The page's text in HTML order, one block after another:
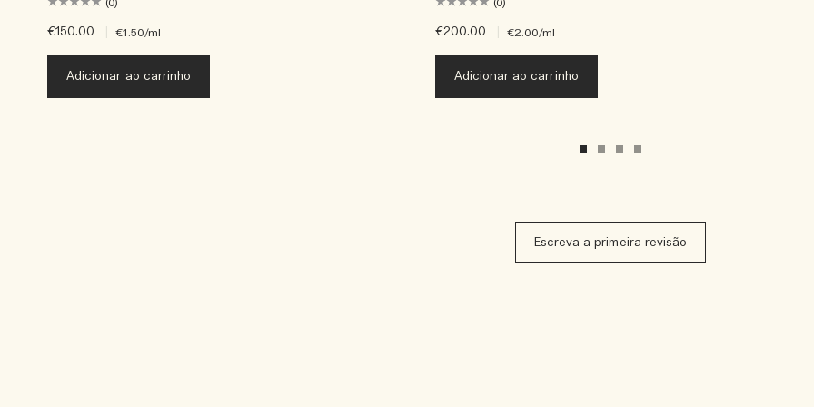
€150.00 €1.50/ml
Adicionar ao carrinho
€200.00 €2.00/ml
Adicionar ao carrinho
Escreva a primeira revisão